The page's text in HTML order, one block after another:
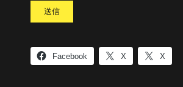
Facebook X X